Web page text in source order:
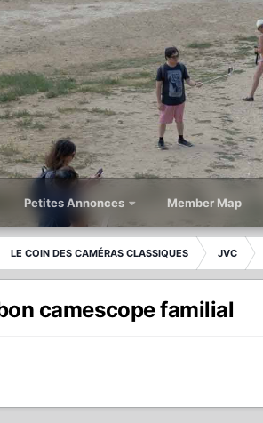
Petites Annonces Member Map
LE COIN DES CAMÉRAS CLASSIQUES JVC
camescope familial